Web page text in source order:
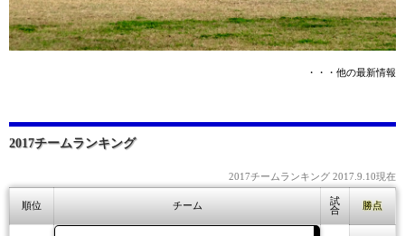
・・・他の最新情報
2017チームランキング
2017チームランキング 2017.9.10現在
順位 チーム
試
合
勝点